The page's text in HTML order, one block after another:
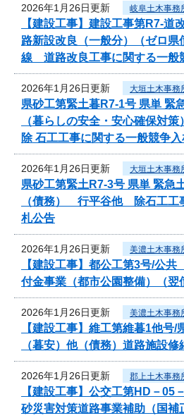
2026年1月26日更新 岐阜土木事務
【建設工事】建設工事第R7-
路新設改良（一般分）（ゼロ県
線 道路改良工事に関する一般
2026年1月26日更新 大垣土木事務
県砂工第緊土暮R7-1号 県単 緊
（暮らしの安全・安心確保対
除 石工工事に関する一般競争
2026年1月26日更新 大垣土木事務
県砂工第緊土R7-3号 県単 緊急
（債務） 行平谷他 除石工工
札公告
2026年1月26日更新 美濃土木事務
【建設工事】都公工第3号/公
付金事業（都市公園整備）（翌
2026年1月26日更新 美濃土木事務
【建設工事】維工第維暮1他
（暮安）他（債務）道路施設修
2026年1月26日更新 郡上土木事務
【建設工事】公交工第HD－
砂災害対策道路事業補助（国補